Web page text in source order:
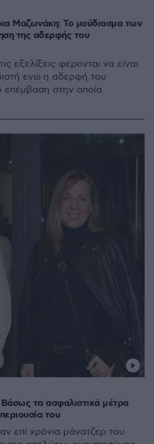
Μαζωνάκη: Το μούδιασμα των
της αδερφής του
εξελίξεις φέρονται να είναι
ενώ η αδερφή του
επέμβαση στην οποία
τα ασφαλιστικά μέτρα
του
επί χρόνια μάνατζερ του